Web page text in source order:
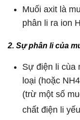
Muối axit là
phân li ra ion
2. Sự phân li của
Sự điện li cùa
loại (hoặc
(trừ một số
chất điện li